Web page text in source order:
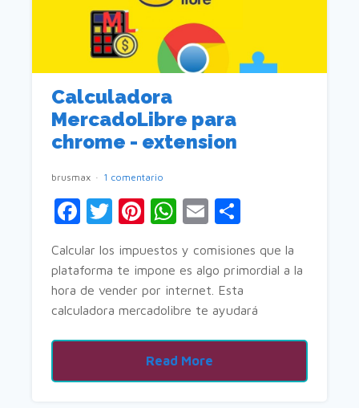
Calculadora
MercadoLibre para
chrome - extension
brusmax 1 comentario
Facebook
Twitter
Pinterest
WhatsApp
Email
Calcular los impuestos y comisiones que la
plataforma te impone es algo primordial a la
hora de vender por internet. Esta
calculadora mercadolibre te ayudará
Read More